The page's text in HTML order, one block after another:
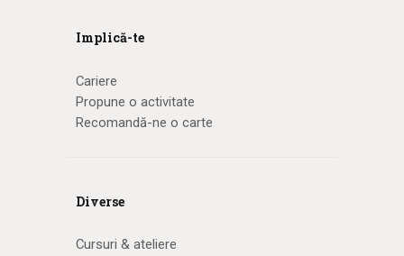
Implică-te
Cariere
Propune o activitate
Recomandă-ne o carte
Diverse
Cursuri & ateliere